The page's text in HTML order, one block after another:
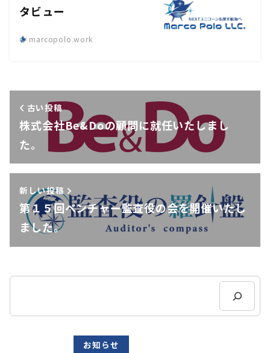
タビュー
marcopolo.work
古い投稿
株式会社Be&Doの顧問に就任いたしまし
た。
新しい投稿
第１５回ベンチャー監査役の会を開催いたし
ました。
お知らせ